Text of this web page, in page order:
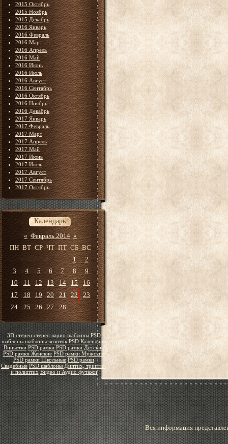
2015 Октябрь
2015 Ноябрь
2015 Декабрь
2016 Январь
2016 Февраль
2016 Март
2016 Апрель
2016 Май
2016 Июнь
2016 Июль
2016 Август
2016 Сентябрь
2016 Октябрь
2016 Ноябрь
2016 Декабрь
2017 Январь
2017 Февраль
2017 Март
2017 Апрель
2017 Май
2017 Июнь
2017 Июль
2017 Август
2017 Сентябрь
2017 Октябрь
Календарь
« Февраль 2014 »
ПН ВТ СР ЧТ ПТ СБ ВС
1
2
3
4 5 6 7 8
9
10
11 12 13 14 15
16
17
18 19 20 21 22
23
24
25 26 27 28
3D стерео стерео варио шаблоны PSD
шаблоны шаблоны визиток PSD Календари
Виньетки PSD рамки PSD рамки Детские
PSD рамки Женские PSD рамки Мужские
PSD рамки Школьные PSD рамки
Свадебные PSD шаблоны Диптих, триптих
и полиптих Видео и Аудио футажи
Вся информация